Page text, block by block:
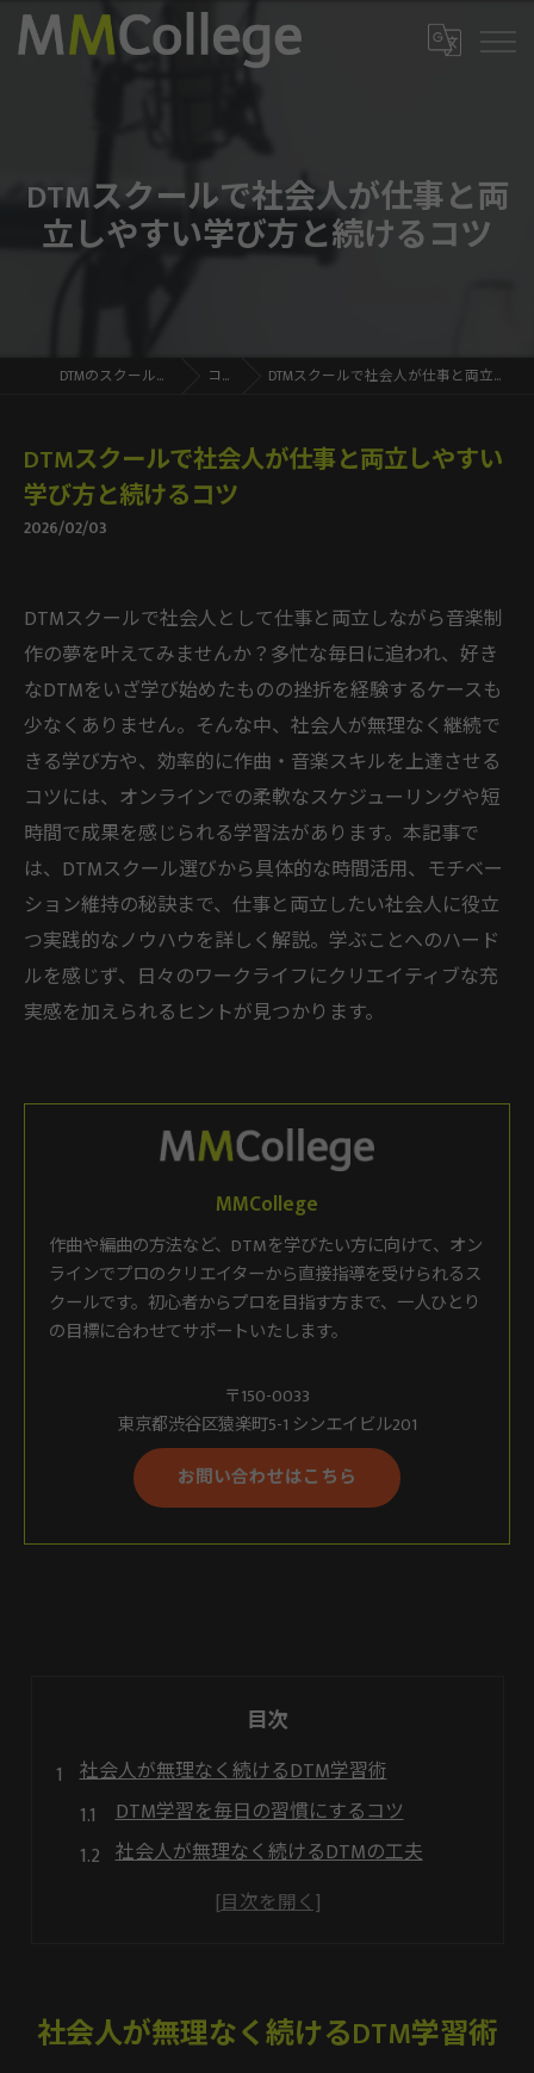
DTMスクールで社会人が仕事と両
立しやすい学び方と続けるコツ
DTMのスクールならMMCollege コラム DTMスクールで社会人が仕事と両立しやすい学び方と続けるコツ
DTMスクールで社会人が仕事と両立しやすい
学び方と続けるコツ
2026/02/03
DTMスクールで社会人として仕事と両立しながら音楽制
作の夢を叶えてみませんか？多忙な毎日に追われ、好き
なDTMをいざ学び始めたものの挫折を経験するケースも
少なくありません。そんな中、社会人が無理なく継続で
きる学び方や、効率的に作曲・音楽スキルを上達させる
コツには、オンラインでの柔軟なスケジューリングや短
時間で成果を感じられる学習法があります。本記事で
は、DTMスクール選びから具体的な時間活用、モチベー
ション維持の秘訣まで、仕事と両立したい社会人に役立
つ実践的なノウハウを詳しく解説。学ぶことへのハード
ルを感じず、日々のワークライフにクリエイティブな充
実感を加えられるヒントが見つかります。
MMCollege
作曲や編曲の方法など、DTMを学びたい方に向けて、オン
ラインでプロのクリエイターから直接指導を受けられるス
クールです。初心者からプロを目指す方まで、一人ひとり
の目標に合わせてサポートいたします。
〒150-0033
東京都渋谷区猿楽町5-1 シンエイビル201
お問い合わせはこちら
目次
社会人が無理なく続けるDTM学習術
DTM学習を毎日の習慣にするコツ
社会人が無理なく続けるDTMの工夫
DTMスクールで仕事との両立を実現
DTMスクール選びで仕事と趣味を両立
社会人に最適なDTMスクールの条件
社会人が無理なく続けるDTM学習術